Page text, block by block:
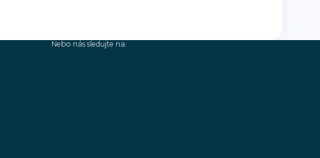
Nebo nás sledujte na: